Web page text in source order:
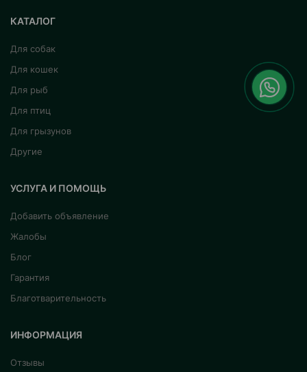
КАТАЛОГ
Для собак
Для кошек
Для рыб
Для птиц
Для грызунов
Другие
УСЛУГА И ПОМОЩЬ
Добавить объявление
Жалобы
Блог
Гарантия
Благотварительность
ИНФОРМАЦИЯ
Отзывы